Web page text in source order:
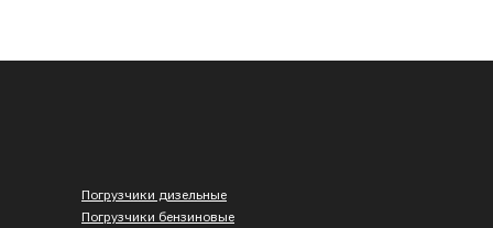
Погрузчики дизельные
Погрузчики бензиновые